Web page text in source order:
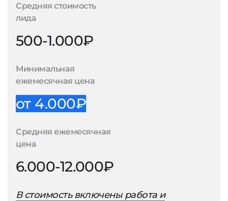
Средняя стоимость
лида
500-1.000₽
Минимальная
ежемесячная цена
от 4.000₽
Средняя ежемесячная
цена
6.000-12.000₽
В стоимость включены работа и